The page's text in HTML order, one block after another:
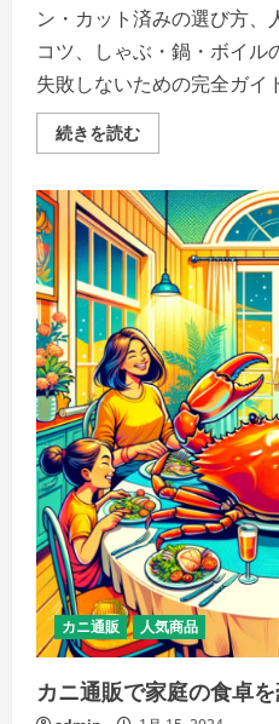
ン・カット済みの選び方
コツ、しゃぶ・鍋・ボイ
失敗しないための完全ガイ
続きを読む失
敗
い
「カ
ニ」
完
全
ガ
イ
ド：
ズ
ワ
イ・
タ
ラ
バ・
ポ
ー
シ
ョ
ン・
カ
ッ
ト
済
み
の
選
び
方
年
末
カニ通販 人気商品
カニ通販で家庭の食卓を